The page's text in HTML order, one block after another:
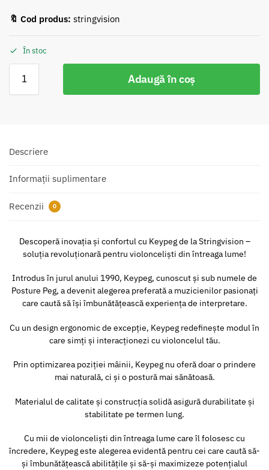
🔖 Cod produs: stringvision
În stoc
Adaugă în coș
Descriere
Informații suplimentare
Recenzii 0
Descoperă inovația și confortul cu Keypeg de la Stringvision –
soluția revoluționară pentru violonceliști din întreaga lume!
Introdus în jurul anului 1990, Keypeg, cunoscut și sub numele de
Posture Peg, a devenit alegerea preferată a muzicienilor pasionați
care caută să își îmbunătățească experiența de interpretare.
Cu un design ergonomic de excepție, Keypeg redefinește modul în
care simți și interacționezi cu violoncelul tău.
Prin optimizarea poziției mâinii, Keypeg nu oferă doar o prindere
mai naturală, ci și o postură mai sănătoasă.
Materialul de calitate și construcția solidă asigură durabilitate și
stabilitate pe termen lung.
Cu mii de violonceliști din întreaga lume care îl folosesc cu
încredere, Keypeg este alegerea evidentă pentru cei care caută să-
și îmbunătățească abilitățile și să-și maximizeze potențialul